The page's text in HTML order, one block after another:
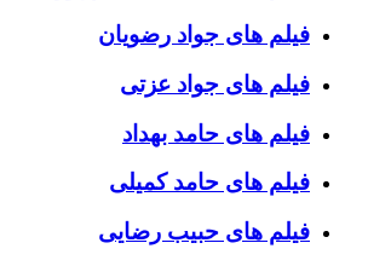
فیلم های جواد رضویان
فیلم های جواد عزتی
فیلم های حامد بهداد
فیلم های حامد کمیلی
فیلم های حبیب رضایی